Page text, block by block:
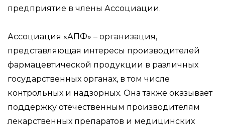
предприятие в члены Ассоциации.
Ассоциация «АПФ» – организация,
представляющая интересы производителей
фармацевтической продукции в различных
государственных органах, в том числе
контрольных и надзорных. Она также оказывает
поддержку отечественным производителям
лекарственных препаратов и медицинских